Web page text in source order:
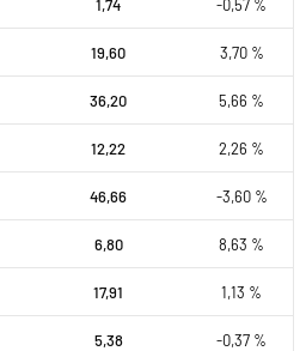
1,74 -0,57 %
19,60 3,70 %
36,20 5,66 %
12,22 2,26 %
46,66 -3,60 %
6,80 8,63 %
17,91 1,13 %
5,38 -0,37 %